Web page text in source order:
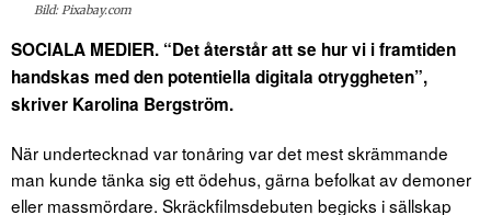
Bild: Pixabay.com
SOCIALA MEDIER. “Det återstår att se hur vi i framtiden
handskas med den potentiella digitala otryggheten”,
skriver Karolina Bergström.
När undertecknad var tonåring var det mest skrämmande
man kunde tänka sig ett ödehus, gärna befolkat av demoner
eller massmördare. Skräckfilmsdebuten begicks i sällskap